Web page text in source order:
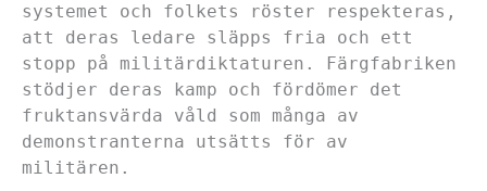
systemet och folkets röster respekteras,
att deras ledare släpps fria och ett
stopp på militärdiktaturen. Färgfabriken
stödjer deras kamp och fördömer det
fruktansvärda våld som många av
demonstranterna utsätts för av
militären.